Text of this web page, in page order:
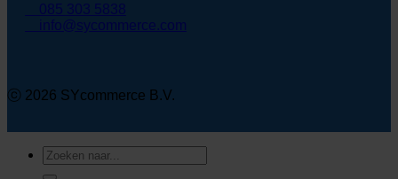
085 303 5838
info@sycommerce.com
ⓒ 2026 SYcommerce B.V.
Zoeken
naar: